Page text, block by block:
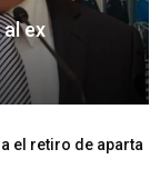
al ex
el retiro de aparta